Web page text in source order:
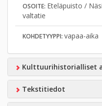
OSOITE: Eteläpuisto /
valtatie
KOHDETYYPPI: vapaa-aika
Kulttuurihistorialliset
Tekstitiedot